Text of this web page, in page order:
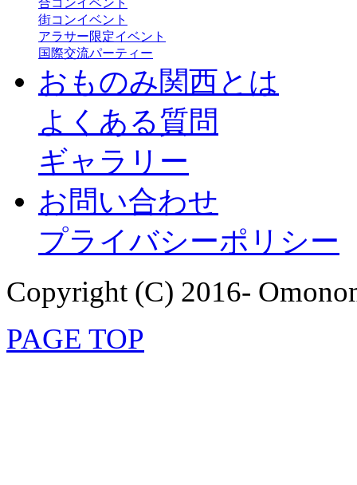
街コンイベント
アラサー限定イベント
国際交流パーティー
おものみ関西とは
よくある質問
ギャラリー
お問い合わせ
プライバシーポリシー
Copyright (C) 2016-
PAGE TOP